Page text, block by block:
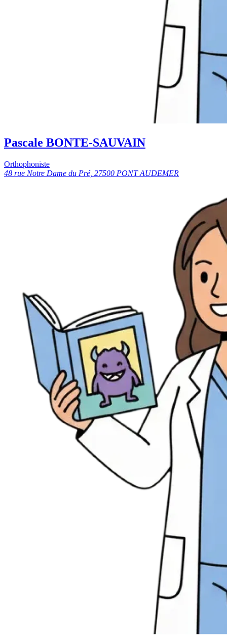
Pascale BONTE-SAUVAIN
Orthophoniste
48 rue Notre Dame du Pré, 27500 PONT AUDEMER